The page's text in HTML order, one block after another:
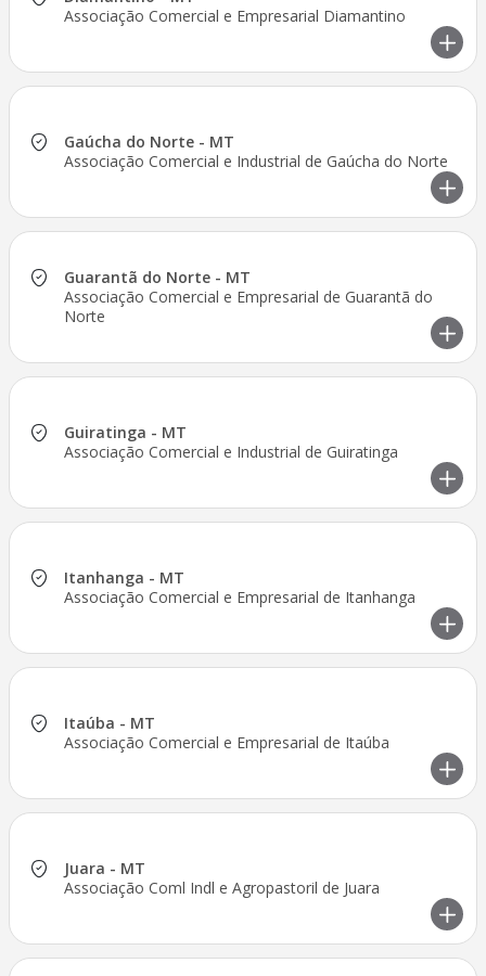
Associação Comercial e Empresarial Diamantino
Gaúcha do Norte - MT
Associação Comercial e Industrial de Gaúcha do Norte
Guarantã do Norte - MT
Associação Comercial e Empresarial de Guarantã do
Norte
Guiratinga - MT
Associação Comercial e Industrial de Guiratinga
Itanhanga - MT
Associação Comercial e Empresarial de Itanhanga
Itaúba - MT
Associação Comercial e Empresarial de Itaúba
Juara - MT
Associação Coml Indl e Agropastoril de Juara